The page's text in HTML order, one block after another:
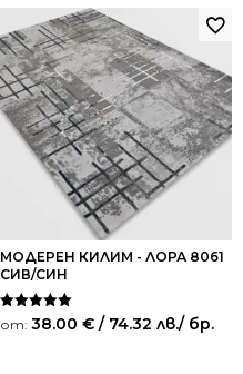
МОДЕРЕН КИЛИМ - ЛОРА 8061
СИВ/СИН
Оценено на
5.00
от: 38.00 € / 74.32 лв./ бр.